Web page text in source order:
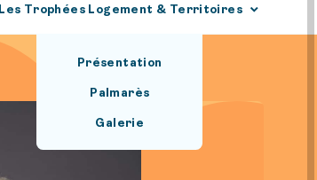
Les Trophées Logement & Territoires
Présentation
Palmarès
Galerie